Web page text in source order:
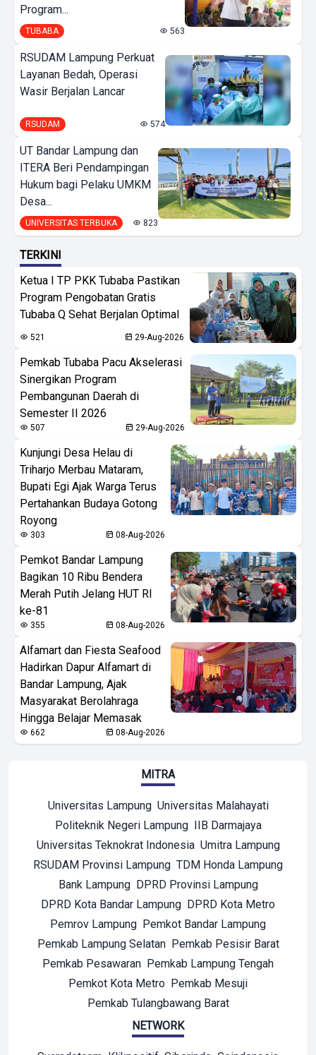
Program...
TUBABA 563
RSUDAM Lampung Perkuat
Layanan Bedah, Operasi
Wasir Berjalan Lancar
RSUDAM 574
UT Bandar Lampung dan
ITERA Beri Pendampingan
Hukum bagi Pelaku UMKM
Desa...
UNIVERSITAS TERBUKA 823
TERKINI
Ketua I TP PKK Tubaba Pastikan
Program Pengobatan Gratis
Tubaba Q Sehat Berjalan Optimal
521 29-Aug-2026
Pemkab Tubaba Pacu Akselerasi
Sinergikan Program
Pembangunan Daerah di
Semester II 2026
507 29-Aug-2026
Kunjungi Desa Helau di
Triharjo Merbau Mataram,
Bupati Egi Ajak Warga Terus
Pertahankan Budaya Gotong
Royong
303 08-Aug-2026
Pemkot Bandar Lampung
Bagikan 10 Ribu Bendera
Merah Putih Jelang HUT RI
ke-81
355 08-Aug-2026
Alfamart dan Fiesta Seafood
Hadirkan Dapur Alfamart di
Bandar Lampung, Ajak
Masyarakat Berolahraga
Hingga Belajar Memasak
662 08-Aug-2026
MITRA
Universitas Lampung Universitas Malahayati
Politeknik Negeri Lampung IIB Darmajaya
Universitas Teknokrat Indonesia Umitra Lampung
RSUDAM Provinsi Lampung TDM Honda Lampung
Bank Lampung DPRD Provinsi Lampung
DPRD Kota Bandar Lampung DPRD Kota Metro
Pemrov Lampung Pemkot Bandar Lampung
Pemkab Lampung Selatan Pemkab Pesisir Barat
Pemkab Pesawaran Pemkab Lampung Tengah
Pemkot Kota Metro Pemkab Mesuji
Pemkab Tulangbawang Barat
NETWORK